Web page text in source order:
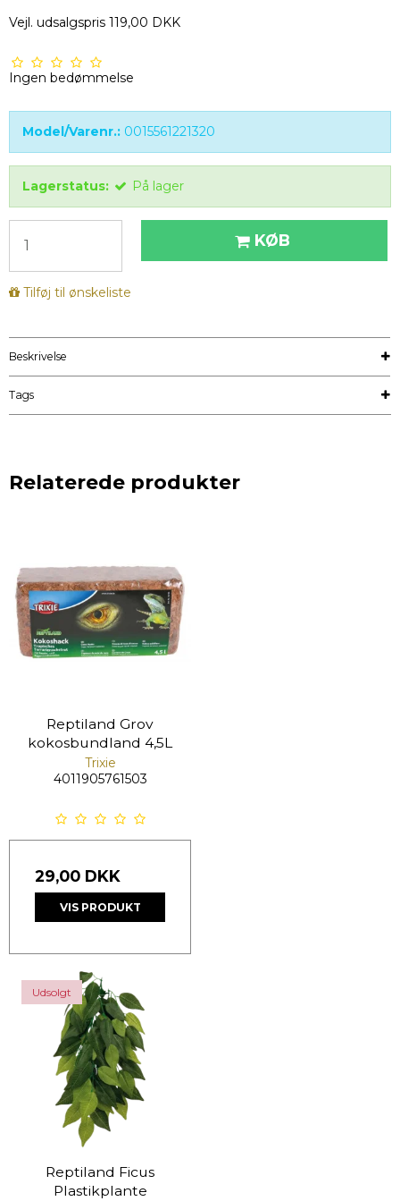
Vejl. udsalgspris 119,00 DKK
Ingen bedømmelse
Model/Varenr.: 0015561221320
Lagerstatus: På lager
KØB
Tilføj til ønskeliste
Beskrivelse
Tags
Relaterede produkter
Reptiland Grov
kokosbundland 4,5L
Trixie
4011905761503
29,00 DKK
VIS PRODUKT
Udsolgt
Reptiland Ficus
Plastikplante